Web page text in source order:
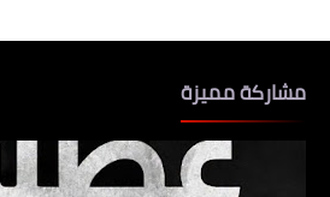
مشاركة مميزة